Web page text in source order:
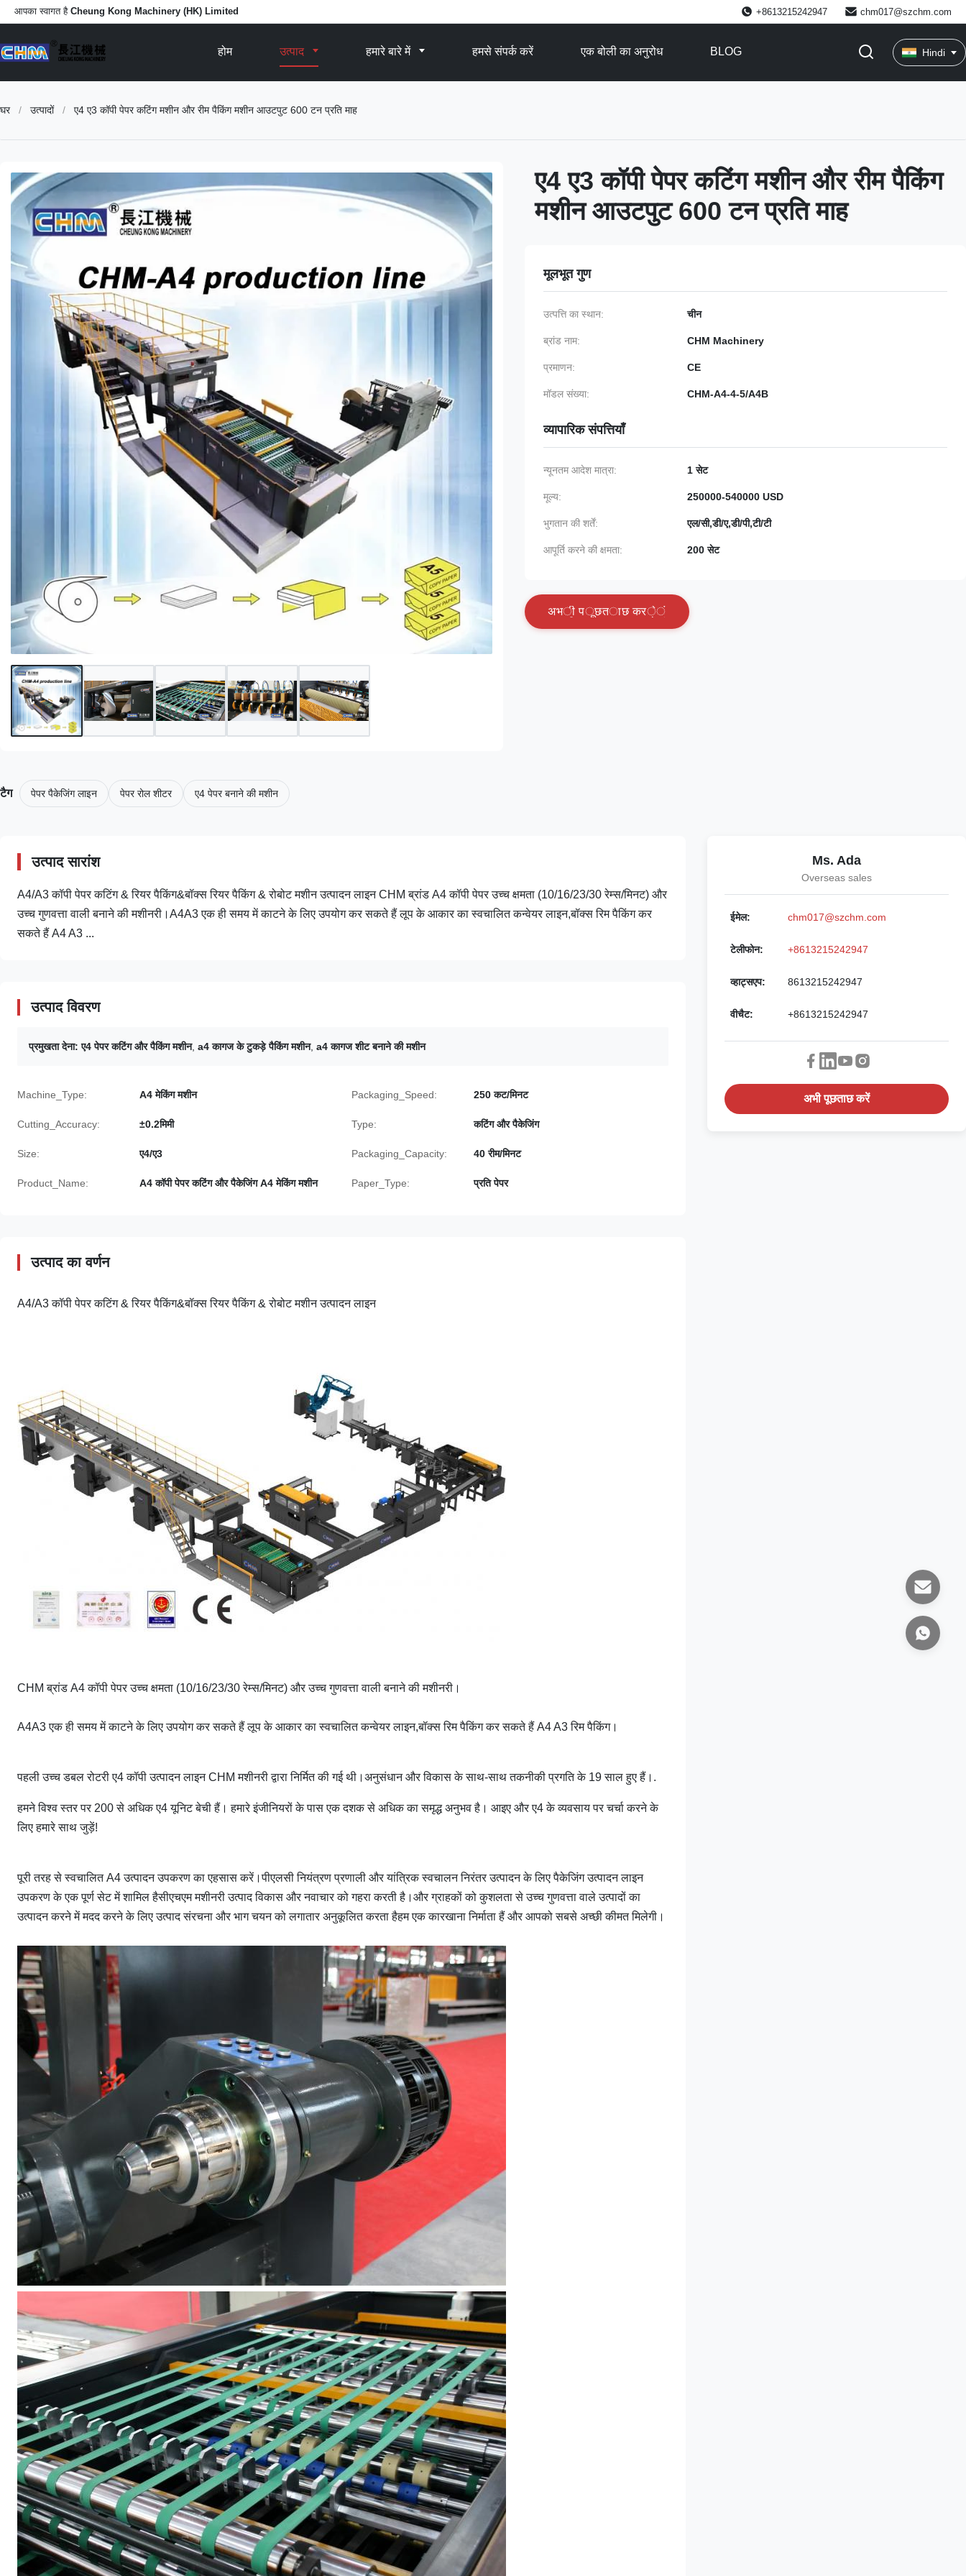
आपका स्वागत है Cheung Kong Machinery (HK) Limited +8613215242947 chm017@szchm.com
होम उत्पाद हमारे बारे में हमसे संपर्क करें एक बोली का अनुरोध BLOG Hindi
घर / उत्पादों / ए4 ए3 कॉपी पेपर कटिंग मशीन और रीम पैकिंग मशीन आउटपुट 600 टन प्रति माह
ए4 ए3 कॉपी पेपर कटिंग मशीन और रीम पैकिंग
मशीन आउटपुट 600 टन प्रति माह
मूलभूत गुण
उत्पत्ति का स्थान: चीन
ब्रांड नाम: CHM Machinery
प्रमाणन: CE
मॉडल संख्या: CHM-A4-4-5/A4B
व्यापारिक संपत्तियाँ
न्यूनतम आदेश मात्रा: 1 सेट
मूल्य: 250000-540000 USD
भुगतान की शर्तें: एल/सी,डी/ए,डी/पी,टी/टी
आपूर्ति करने की क्षमता: 200 सेट
अभी पूछताछ करें
टैग पेपर पैकेजिंग लाइन पेपर रोल शीटर ए4 पेपर बनाने की मशीन
उत्पाद सारांश
A4/A3 कॉपी पेपर कटिंग & रियर पैकिंग&बॉक्स रियर पैकिंग & रोबोट मशीन उत्पादन लाइन CHM ब्रांड A4 कॉपी पेपर उच्च क्षमता (10/16/23/30 रेम्स/मिनट) और
उच्च गुणवत्ता वाली बनाने की मशीनरी।A4A3 एक ही समय में काटने के लिए उपयोग कर सकते हैं लूप के आकार का स्वचालित कन्वेयर लाइन,बॉक्स रिम पैकिंग कर
सकते हैं A4 A3 ...
उत्पाद विवरण
प्रमुखता देना: ए4 पेपर कटिंग और पैकिंग मशीन, a4 कागज के टुकड़े पैकिंग मशीन, a4 कागज शीट बनाने की मशीन
Machine_Type: A4 मेकिंग मशीन Packaging_Speed: 250 कट/मिनट
Cutting_Accuracy: ±0.2मिमी Type: कटिंग और पैकेजिंग
Size: ए4/ए3 Packaging_Capacity: 40 रीम/मिनट
Product_Name: A4 कॉपी पेपर कटिंग और पैकेजिंग A4 मेकिंग मशीन Paper_Type: प्रति पेपर
उत्पाद का वर्णन
A4/A3 कॉपी पेपर कटिंग & रियर पैकिंग&बॉक्स रियर पैकिंग & रोबोट मशीन उत्पादन लाइन
CHM ब्रांड A4 कॉपी पेपर उच्च क्षमता (10/16/23/30 रेम्स/मिनट) और उच्च गुणवत्ता वाली बनाने की मशीनरी।
A4A3 एक ही समय में काटने के लिए उपयोग कर सकते हैं लूप के आकार का स्वचालित कन्वेयर लाइन,बॉक्स रिम पैकिंग कर सकते हैं A4 A3 रिम पैकिंग।
पहली उच्च डबल रोटरी ए4 कॉपी उत्पादन लाइन CHM मशीनरी द्वारा निर्मित की गई थी।अनुसंधान और विकास के साथ-साथ तकनीकी प्रगति के 19 साल हुए हैं।.
हमने विश्व स्तर पर 200 से अधिक ए4 यूनिट बेची हैं। हमारे इंजीनियरों के पास एक दशक से अधिक का समृद्ध अनुभव है। आइए और ए4 के व्यवसाय पर चर्चा करने के
लिए हमारे साथ जुड़ें!
पूरी तरह से स्वचालित A4 उत्पादन उपकरण का एहसास करें।पीएलसी नियंत्रण प्रणाली और यांत्रिक स्वचालन निरंतर उत्पादन के लिए पैकेजिंग उत्पादन लाइन
उपकरण के एक पूर्ण सेट में शामिल हैसीएचएम मशीनरी उत्पाद विकास और नवाचार को गहरा करती है।और ग्राहकों को कुशलता से उच्च गुणवत्ता वाले उत्पादों का
उत्पादन करने में मदद करने के लिए उत्पाद संरचना और भाग चयन को लगातार अनुकूलित करता हैहम एक कारखाना निर्माता हैं और आपको सबसे अच्छी कीमत मिलेगी।
Ms. Ada
Overseas sales
ईमेल: chm017@szchm.com
टेलीफोन: +8613215242947
व्हाट्सएप: 8613215242947
वीचैट: +8613215242947
अभी पूछताछ करें